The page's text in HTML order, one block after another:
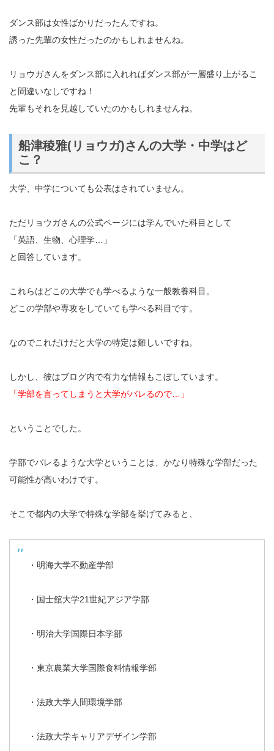
ダンス部は女性ばかりだったんですね。
誘った先輩の女性だったのかもしれませんね。
リョウガさんをダンス部に入れればダンス部が一層盛り上がるこ
と間違いなしですね！
先輩もそれを見越していたのかもしれませんね。
船津稜雅(リョウガ)さんの大学・中学はど
こ？
大学、中学についても公表はされていません。
ただリョウガさんの公式ページには学んでいた科目として
「英語、生物、心理学…」
と回答しています。
これらはどこの大学でも学べるような一般教養科目。
どこの学部や専攻をしていても学べる科目です。
なのでこれだけだと大学の特定は難しいですね。
しかし、彼はブログ内で有力な情報もこぼしています。
「学部を言ってしまうと大学がバレるので…」
ということでした。
学部でバレるような大学ということは、かなり特殊な学部だった
可能性が高いわけです。
そこで都内の大学で特殊な学部を挙げてみると、
・明海大学不動産学部
・国士舘大学21世紀アジア学部
・明治大学国際日本学部
・東京農業大学国際食料情報学部
・法政大学人間環境学部
・法政大学キャリアデザイン学部